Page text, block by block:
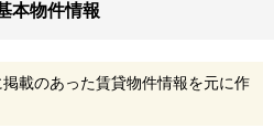
本物件情報
載のあった賃貸物件情報を元に作